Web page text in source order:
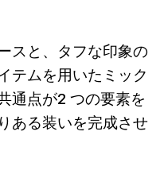
スと、タフな印象の
テムを用いたミック
通点が2 つの要素を
ある装いを完成させ